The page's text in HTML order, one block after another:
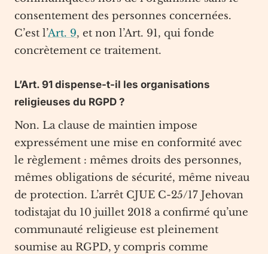
consentement des personnes concernées.
C’est l’Art. 9, et non l’Art. 91, qui fonde
concrètement ce traitement.
L’Art. 91 dispense-t-il les organisations
religieuses du RGPD ?
Non. La clause de maintien impose
expressément une mise en conformité avec
le règlement : mêmes droits des personnes,
mêmes obligations de sécurité, même niveau
de protection. L’arrêt CJUE C-25/17 Jehovan
todistajat du 10 juillet 2018 a confirmé qu’une
communauté religieuse est pleinement
soumise au RGPD, y compris comme